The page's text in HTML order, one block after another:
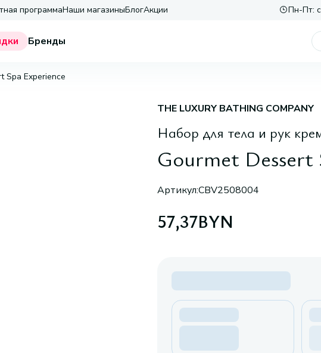
программаНаши магазиныБлогАкции Пн-Пт:
Бренды
Spa Experience
THE LUXURY BATHING COMPANY
Набор для тела и рук
Gourmet Dessert
Артикул:CBV2508004
57,37BYN